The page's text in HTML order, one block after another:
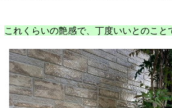
これくらいの艶感で、丁度いいとのこと